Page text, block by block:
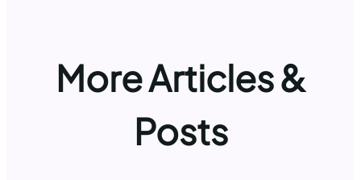
More Articles &
Posts